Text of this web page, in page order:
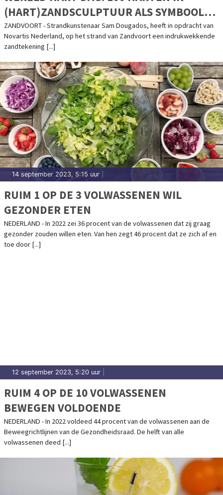
(HART)ZANDSCULPTUUR ALS SYMBOOL
VOOR IMPACT HART- EN VAATZIEKTEN IN
NEDERLAND
ZANDVOORT - Strandkunstenaar Sam Dougados, heeft in opdracht van
Novartis Nederland, op het strand van Zandvoort een indrukwekkende
zandtekening [...]
14 september 2023, 5:15 uur
RUIM 1 OP DE 3 VOLWASSENEN WIL
GEZONDER ETEN
NEDERLAND - In 2022 zei 36 procent van de volwassenen dat zij graag
gezonder zouden willen eten. Van hen zegt 46 procent dat ze zich af en
toe door [...]
12 september 2023, 5:20 uur
RUIM 4 OP DE 10 VOLWASSENEN
BEWEGEN VOLDOENDE
NEDERLAND - In 2022 voldeed 44 procent van de volwassenen aan de
Beweegrichtlijnen van de Gezondheidsraad. De helft van alle
volwassenen deed [...]